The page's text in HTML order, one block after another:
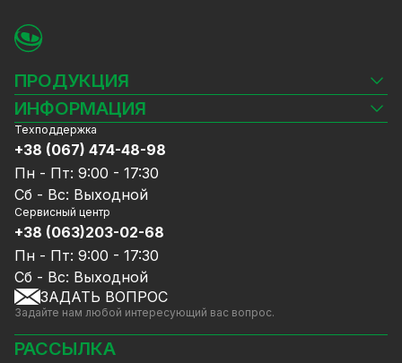
ПРОДУКЦИЯ
Камеры видеонаблюдения
Видеорегистраторы
Комплекты видеонаблюдения
СКУД
Источники питания
Сетевое оборудование
Ноутбуки и компьютеры
Аксессуары
Акции
Уцененный товар
GreenVision скидки
Мерч от GreenVision
ИНФОРМАЦИЯ
Блог
Доставка и оплата
Гарантия и Сервисное обслуживание
Политика конфиденциальности
Договор публичной оферты
Сотрудничество
Услуги
Калькулятор расчёта объёма HDD
Техподдержка
+38 (067) 474-48-98
Пн - Пт: 9:00 - 17:30
Сб - Вс: Выходной
Сервисный центр
+38 (063)203-02-68
Пн - Пт: 9:00 - 17:30
Сб - Вс: Выходной
ЗАДАТЬ ВОПРОС
Задайте нам любой интересующий вас вопрос.
РАССЫЛКА